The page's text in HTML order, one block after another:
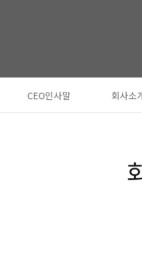
CEO인사말 회사소